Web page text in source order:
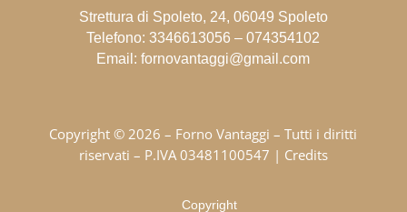
Strettura di Spoleto, 24, 06049 Spoleto
Telefono: 3346613056 – 074354102
Email: fornovantaggi@gmail.com
Copyright © 2026 – Forno Vantaggi – Tutti i diritti
riservati – P.IVA 03481100547 | Credits
Copyright